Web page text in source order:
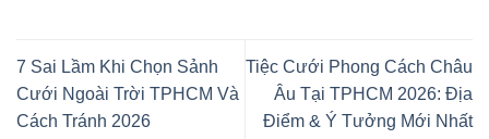
7 Sai Lầm Khi Chọn Sảnh
Cưới Ngoài Trời TPHCM Và
Cách Tránh 2026
Tiệc Cưới Phong Cách Châu
Âu Tại TPHCM 2026: Địa
Điểm & Ý Tưởng Mới Nhất